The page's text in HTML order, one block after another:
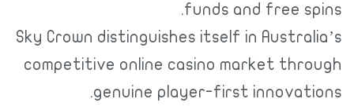
funds and free
Sky Crown distinguishes itself in
competitive online casino market
genuine player-first